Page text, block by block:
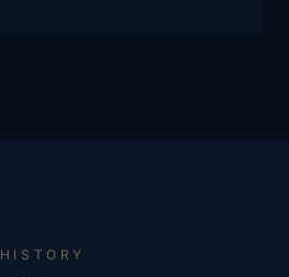
HISTORY